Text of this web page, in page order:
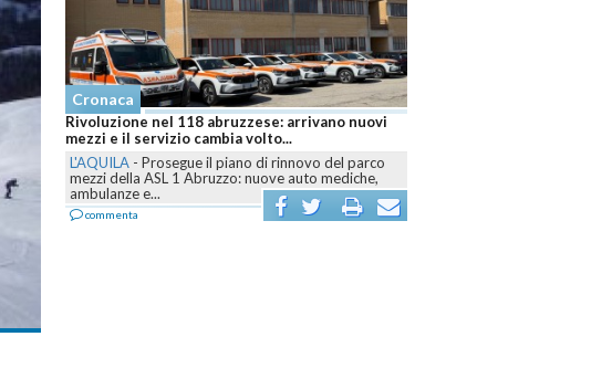
Cronaca
Rivoluzione nel 118 abruzzese: arrivano nuovi
mezzi e il servizio cambia volto...
L'AQUILA - Prosegue il piano di rinnovo del parco
mezzi della ASL 1 Abruzzo: nuove auto mediche,
ambulanze e...
commenta